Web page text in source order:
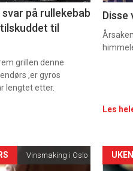
på rullekebab
til
grillen denne
,er gyros
lengtet etter.
Disse
Les
Vinsmaking i Oslo